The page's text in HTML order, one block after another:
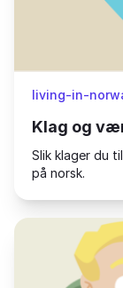
living-in-
Klag og
Slik klager du
på norsk.